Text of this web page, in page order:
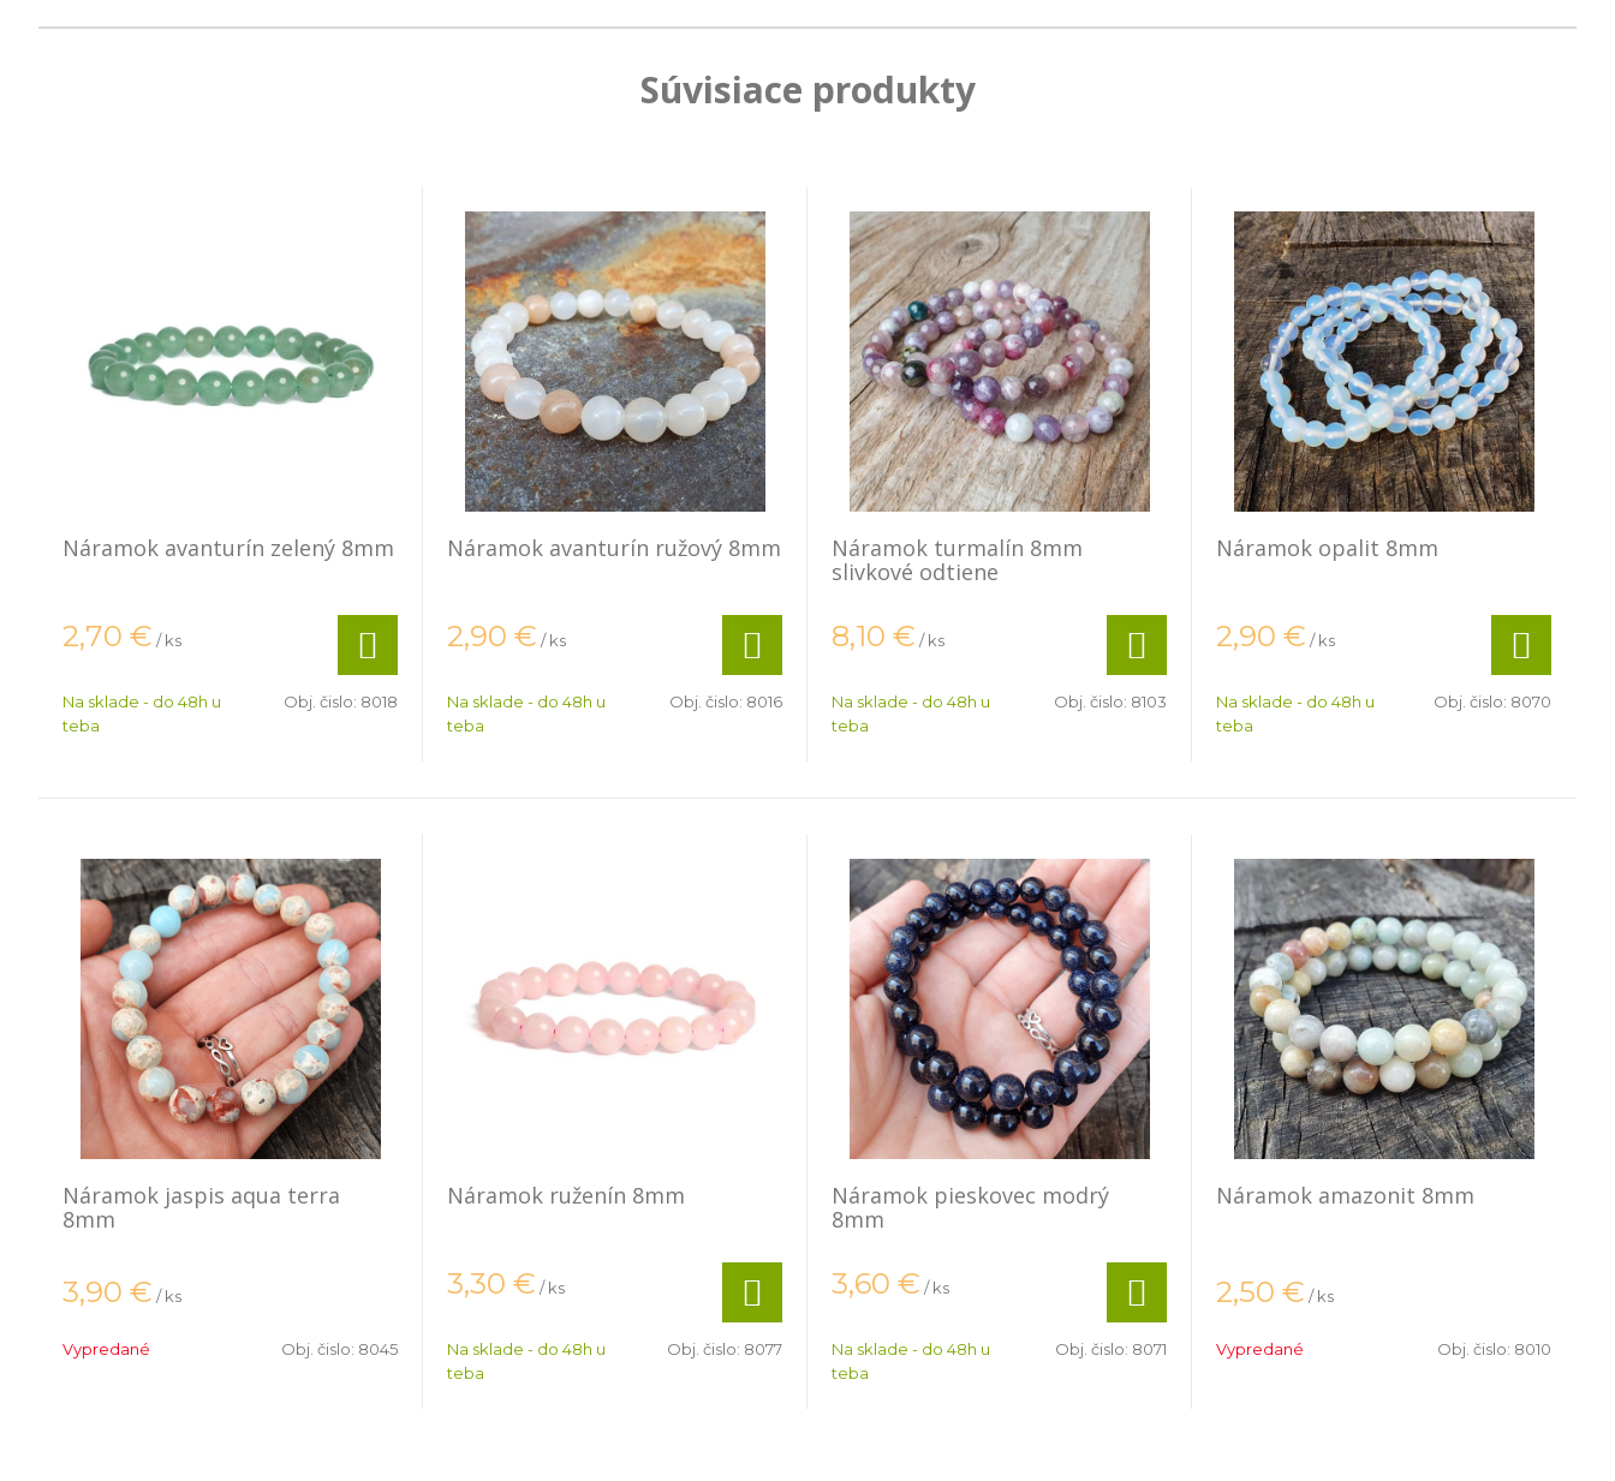
Súvisiace produkty
Náramok avanturín zelený 8mm
2,70 € / ks
Na sklade - do 48h u
teba
Obj. čislo: 8018
Náramok avanturín ružový 8mm
2,90 € / ks
Na sklade - do 48h u
teba
Obj. čislo: 8016
Náramok turmalín 8mm
slivkové odtiene
8,10 € / ks
Na sklade - do 48h u
teba
Obj. čislo: 8103
Náramok opalit 8mm
2,90 € / ks
Na sklade - do 48h u
teba
Obj. čislo: 8070
Náramok jaspis aqua terra
8mm
3,90 € / ks
Vypredané Obj. čislo: 8045
Náramok ruženín 8mm
3,30 € / ks
Na sklade - do 48h u
teba
Obj. čislo: 8077
Náramok pieskovec modrý
8mm
3,60 € / ks
Na sklade - do 48h u
teba
Obj. čislo: 8071
Náramok amazonit 8mm
2,50 € / ks
Vypredané Obj. čislo: 8010